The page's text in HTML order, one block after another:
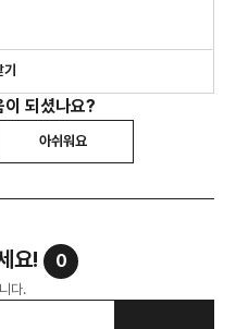
이 되셨나요?
아쉬워요
요! 0
다.